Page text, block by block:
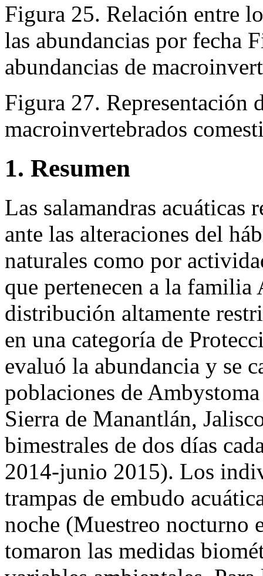
Figura 25. Relación entre
las abundancias por fecha
abundancias de
Figura 27. Representación
macroinvertebrados
1. Resumen
Las salamandras acuáticas
ante las alteraciones del
naturales como por
que pertenecen a la familia
distribución altamente
en una categoría de
evaluó la abundancia y se
poblaciones de
Sierra de Manantlán,
bimestrales de dos días
2014-junio 2015). Los
trampas de embudo
noche (Muestreo nocturno
tomaron las medidas